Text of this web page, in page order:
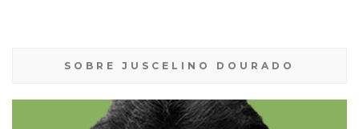
SOBRE JUSCELINO DOURADO